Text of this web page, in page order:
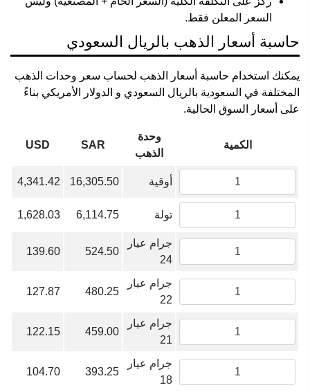
السعر المعلن فقط.
حاسبة أسعار الذهب بالريال السعودي
يمكنك استخدام حاسبة أسعار الذهب لحساب سعر وحدات الذهب
المختلفة في السعودية بالريال السعودي و الدولار الأمريكي بناءً
على أسعار السوق الحالية.
الكمية
وحدة
الذهب
SAR
USD
أوقية 16,305.50
4,341.42
تولة 6,114.75
1,628.03
جرام عيار
24
524.50
139.60
جرام عيار
22
480.25
127.87
جرام عيار
21
459.00
122.15
جرام عيار
18
393.25
104.70